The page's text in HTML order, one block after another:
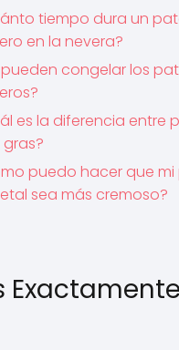
tiempo dura un
en la nevera?
pueden congelar los
es la diferencia entre
puedo hacer que
sea más cremoso?